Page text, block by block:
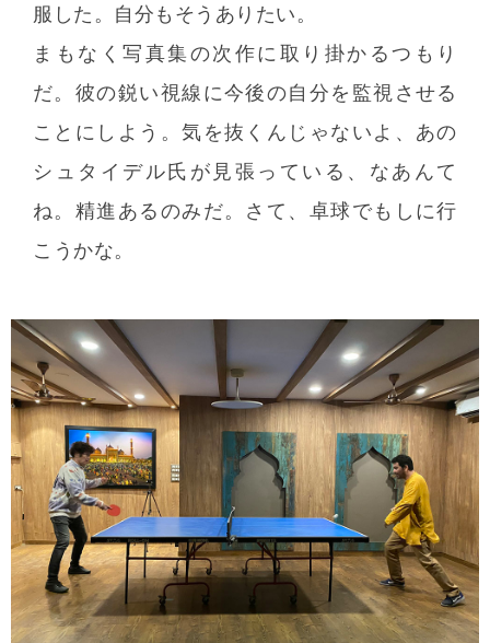
服した。自分もそうありたい。
まもなく写真集の次作に取り掛かるつもり
だ。彼の鋭い視線に今後の自分を監視させる
ことにしよう。気を抜くんじゃないよ、あの
シュタイデル氏が見張っている、なあんて
ね。精進あるのみだ。さて、卓球でもしに行
こうかな。